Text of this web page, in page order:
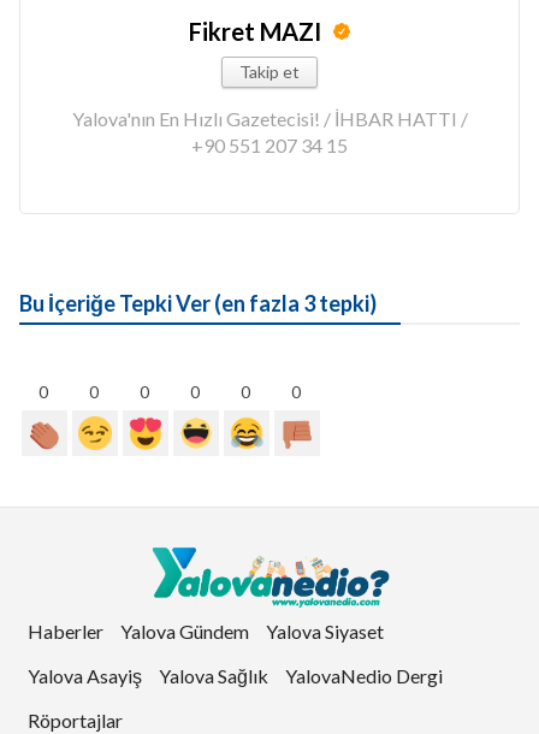
Fikret MAZI
Takip et
Yalova'nın En Hızlı Gazetecisi! / İHBAR HATTI /
+90 551 207 34 15
Bu İçeriğe Tepki Ver (en fazla 3 tepki)
0 0 0 0 0 0
Haberler Yalova Gündem
Yalova Siyaset
Yalova Asayiş
Yalova Sağlık
YalovaNedio Dergi
Röportajlar